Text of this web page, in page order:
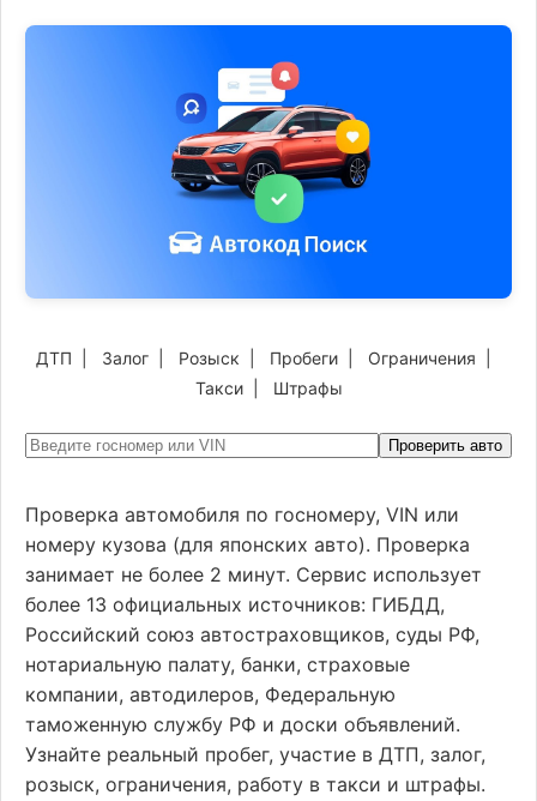
ДТП Залог Розыск Пробеги Ограничения
Такси| Штрафы
Проверить авто
Проверка автомобиля по госномеру, VIN или
номеру кузова (для японских авто). Проверка
занимает не более 2 минут. Сервис использует
более 13 официальных источников: ГИБДД,
Российский союз автостраховщиков, суды РФ,
нотариальную палату, банки, страховые
компании, автодилеров, Федеральную
таможенную службу РФ и доски объявлений.
Узнайте реальный пробег, участие в ДТП, залог,
розыск, ограничения, работу в такси и штрафы.